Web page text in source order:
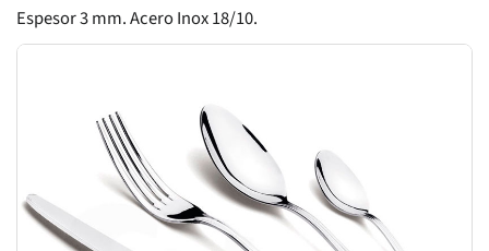
Espesor 3 mm. Acero Inox 18/10.